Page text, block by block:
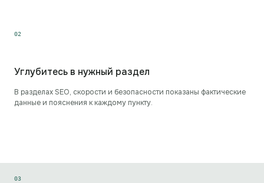
02
Углубитесь в нужный раздел
В разделах SEO, скорости и безопасности показаны фактические
данные и пояснения к каждому пункту.
03